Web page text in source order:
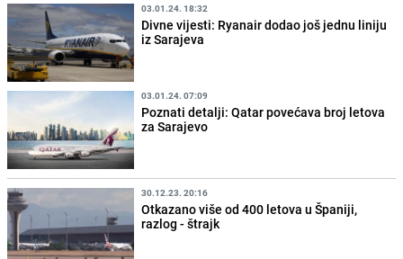
03.01.24. 18:32
Divne vijesti: Ryanair dodao još jednu liniju
iz Sarajeva
03.01.24. 07:09
Poznati detalji: Qatar povećava broj letova
za Sarajevo
30.12.23. 20:16
Otkazano više od 400 letova u Španiji,
razlog - štrajk